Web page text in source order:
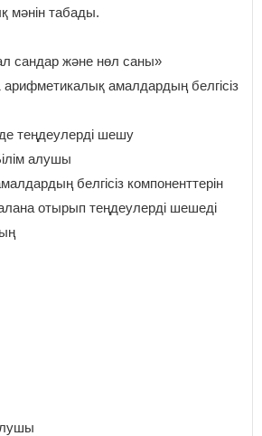
мәнін табады.
сандар және нөл саны»
амалдардың белгісіз
теңдеулерді шешу
алушы
белгісіз компоненттерін
отырып теңдеулерді шешеді